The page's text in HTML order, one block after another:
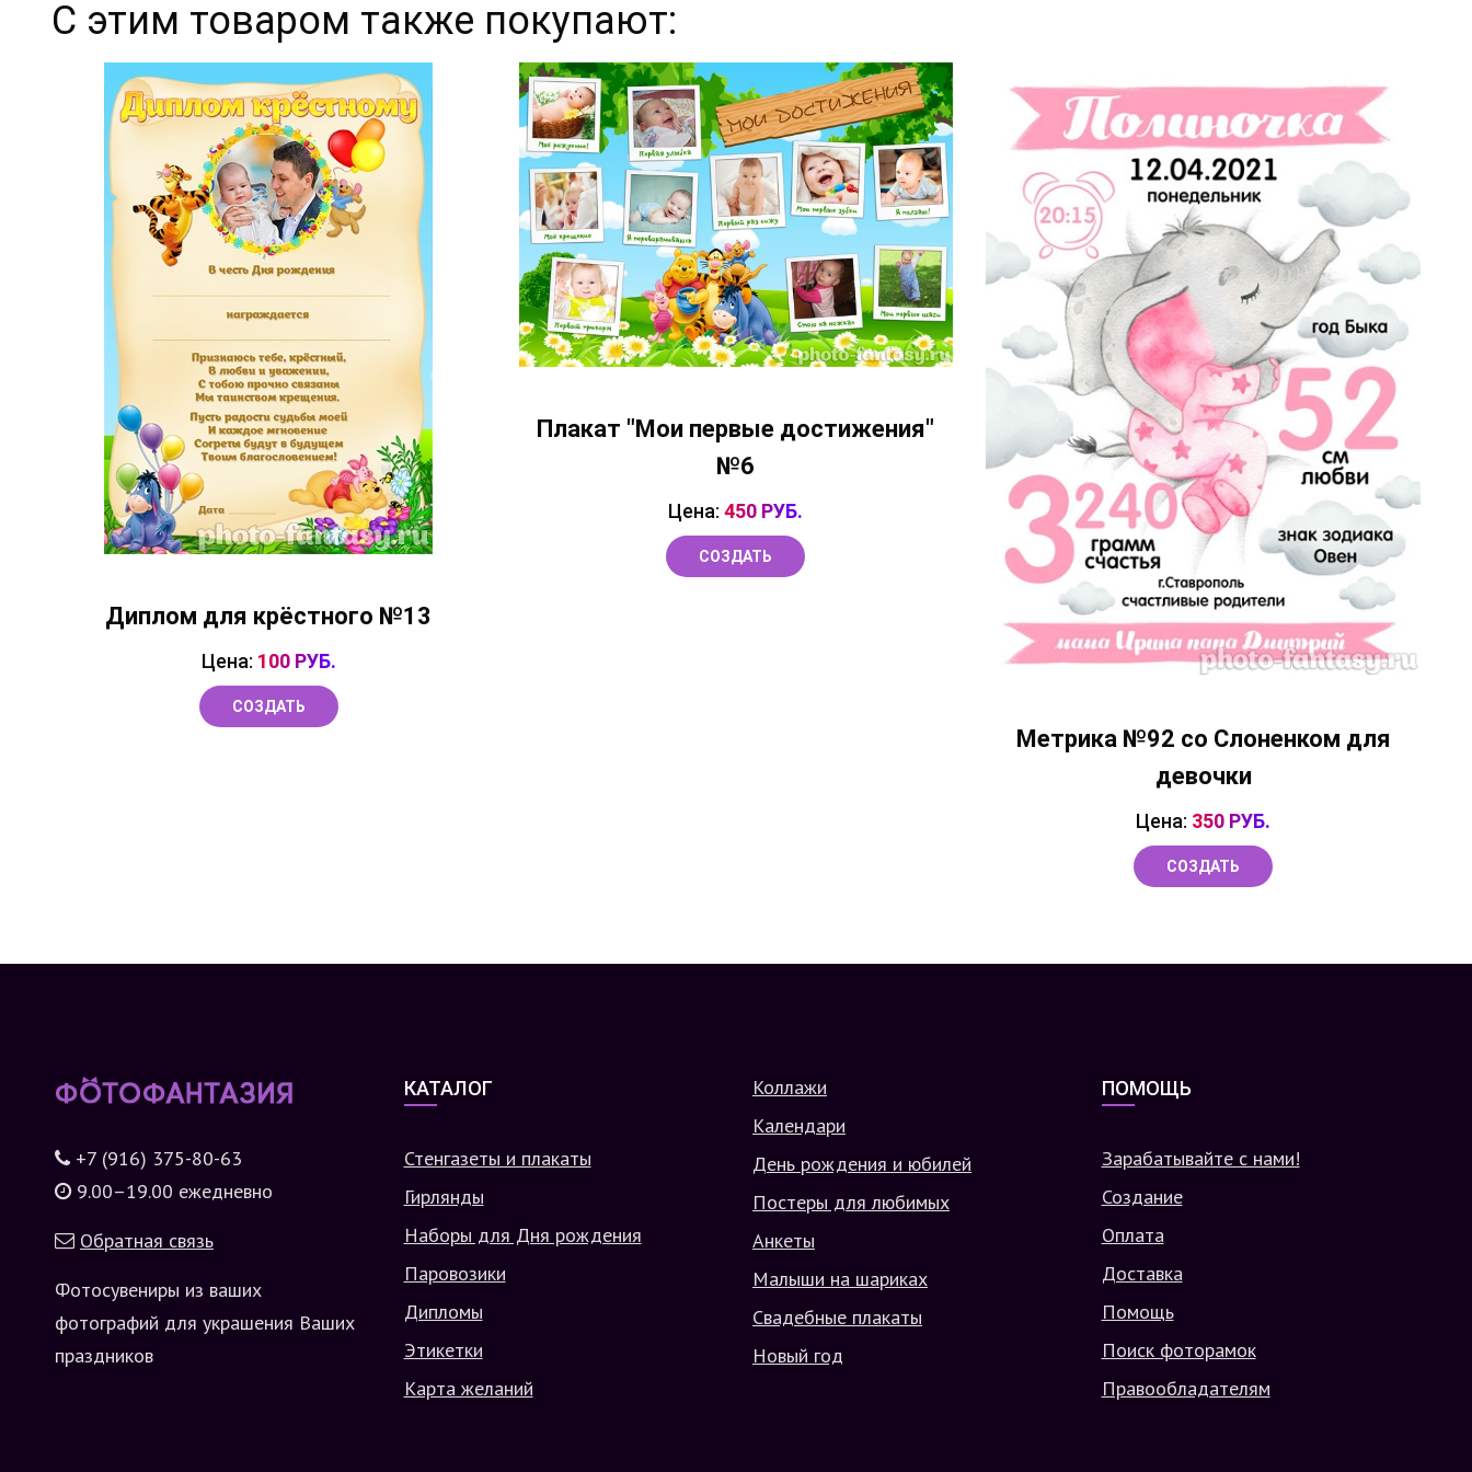
С этим товаром также покупают:
Диплом для крёстного №13
Цена: 100 РУБ.
СОЗДАТЬ
Плакат "Мои первые достижения"
№6
Цена:450 РУБ.
СОЗДАТЬ
Метрика №92 со Слоненком для
девочки
Цена: 350 РУБ.
СОЗДАТЬ
+7 (916) 375-80-63
9.00–19.00 ежедневно
Обратная связь
Фотосувениры из ваших
фотографий для украшения Ваших
праздников
КАТАЛОГ
Стенгазеты и плакаты
Гирлянды
Наборы для Дня рождения
Паровозики
Дипломы
Этикетки
Карта желаний
Коллажи
Календари
День рождения и юбилей
Постеры для любимых
Анкеты
Малыши на шариках
Свадебные плакаты
Новый год
ПОМОЩЬ
Зарабатывайте с нами!
Создание
Оплата
Доставка
Помощь
Поиск фоторамок
Правообладателям